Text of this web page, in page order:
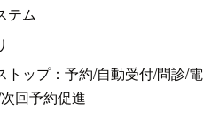
テム
トップ：予約/自動受付/問診/電
回予約促進